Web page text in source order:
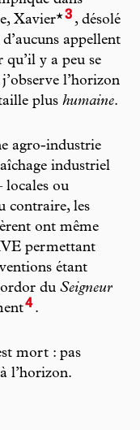
Xavier*3 , désolé
appellent
qu’il y a peu se
l’horizon
plus humaine.
agro-industrie
industriel
locales ou
contraire, les
ont même
permettant
étant
du Seigneur
4.
mort : pas
l’horizon.